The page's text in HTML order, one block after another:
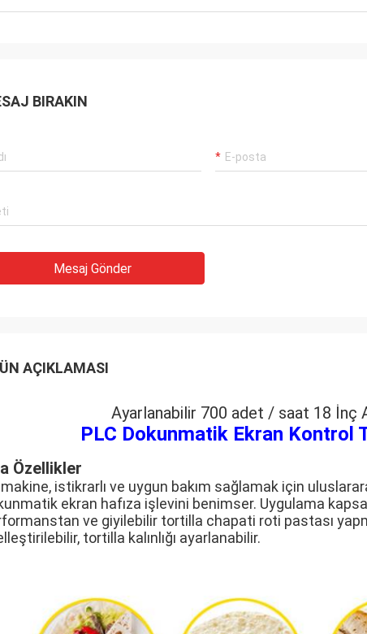
BIRAKIN
Mesaj Gönder
AÇIKLAMASI
Ayarlanabilir 700 adet / saat 18 İnç
PLC Dokunmatik Ekran Kontrol
Özellikler
istikrarlı ve uygun bakım sağlamak için
ekran hafıza işlevini benimser. Uygulama
ve giyilebilir tortilla chapati roti pastası
tortilla kalınlığı ayarlanabilir.